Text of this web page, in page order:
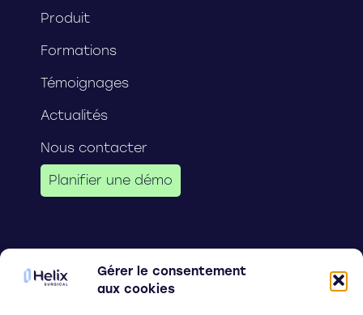
Gérer le consentement
aux cookies
Produit
Formations
Témoignages
Actualités
Nous contacter
Planifier une démo
Follow us on